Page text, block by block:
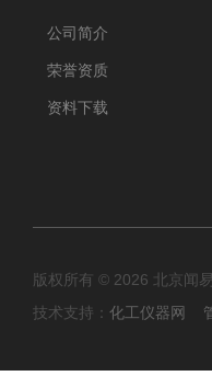
公司简介
荣誉资质
资料下载
版权所有 © 2026 北京闻
技术支持： 化工仪器网